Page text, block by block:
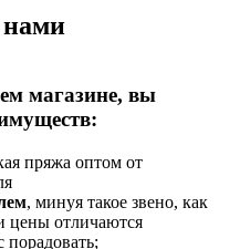
магазине, вы
, минуя такое звено, как
цены отличаются
порадовать;